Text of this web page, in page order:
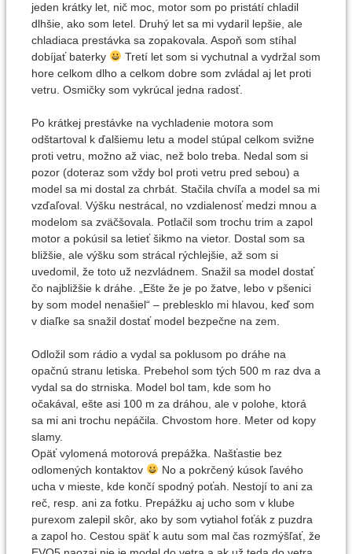
jeden krátky let, nič moc, motor som po pristátí chladil
dlhšie, ako som letel. Druhý let sa mi vydaril lepšie, ale
chladiaca prestávka sa zopakovala. Aspoň som stíhal
dobíjať baterky
Tretí let som si vychutnal a vydržal som
hore celkom dlho a celkom dobre som zvládal aj let proti
vetru. Osmičky som vykrúcal jedna radosť.
Po krátkej prestávke na vychladenie motora som
odštartoval k ďalšiemu letu a model stúpal celkom svižne
proti vetru, možno až viac, než bolo treba. Nedal som si
pozor (doteraz som vždy bol proti vetru pred sebou) a
model sa mi dostal za chrbát. Stačila chvíľa a model sa mi
vzďaľoval. Výšku nestrácal, no vzdialenosť medzi mnou a
modelom sa zväčšovala. Potlačil som trochu trim a zapol
motor a pokúsil sa letieť šikmo na vietor. Dostal som sa
bližšie, ale výšku som strácal rýchlejšie, až som si
uvedomil, že toto už nezvládnem. Snažil sa model dostať
čo najbližšie k dráhe. „Ešte že je po žatve, lebo v pšenici
by som model nenašiel“ – preblesklo mi hlavou, keď som
v diaľke sa snažil dostať model bezpečne na zem.
Odložil som rádio a vydal sa poklusom po dráhe na
opačnú stranu letiska. Prebehol som tých 500 m raz dva a
vydal sa do strniska. Model bol tam, kde som ho
očakával, ešte asi 100 m za dráhou, ale v polohe, ktorá
sa mi ani trochu nepáčila. Chvostom hore. Meter od kopy
slamy.
Opäť vylomená motorová prepážka. Našťastie bez
odlomených kontaktov
No a pokrčený kúsok ľavého
ucha v mieste, kde končí spodný poťah. Nestojí to ani za
reč, resp. ani za fotku. Prepážku aj ucho som v klube
purexom zalepil skôr, ako by som vytiahol foťák z puzdra
a zapol ho. Cestou späť k autu som mal čas rozmýšľať, že